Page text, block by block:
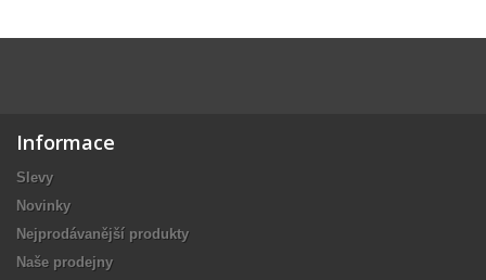
Informace
Slevy
Novinky
Nejprodávanější produkty
Naše prodejny